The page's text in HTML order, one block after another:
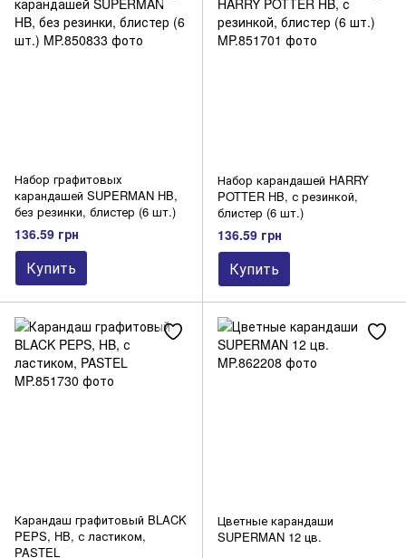
Набор графитовых
карандашей SUPERMAN HB,
без резинки, блистер (6 шт.)
136.59 грн
Купить
Набор карандашей HARRY
POTTER HB, с резинкой,
блистер (6 шт.)
136.59 грн
Купить
Карандаш графитовый BLACK
PEPS, HB, с ластиком,
PASTEL
Цветные карандаши
SUPERMAN 12 цв.